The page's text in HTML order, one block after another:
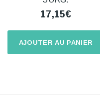
AJOUTER AU PANIER
17,15€